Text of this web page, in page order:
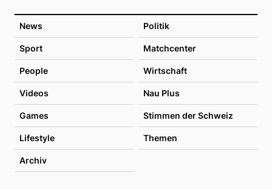
News Politik
Sport Matchcenter
People Wirtschaft
Videos Nau Plus
Games Stimmen der Schweiz
Lifestyle Themen
Archiv